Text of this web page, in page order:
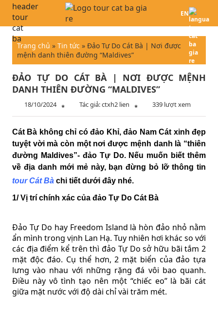
EN
Trang chủ » Tin tức » Đảo Tự Do Cát Bà | Nơi được
mệnh danh thiên đường “Maldives”
ĐẢO TỰ DO CÁT BÀ | NƠI ĐƯỢC MỆNH
DANH THIÊN ĐƯỜNG “MALDIVES”
18/10/2024 * Tác giả: ctxh2 lien * 339 lượt xem
Cát Bà không chỉ có đảo Khỉ, đảo Nam Cát xinh đẹp
tuyệt vời mà còn một nơi được mệnh danh là “thiên
đường Maldives”- đảo Tự Do. Nếu muốn biết thêm
về địa danh mới mẻ này, bạn đừng bỏ lỡ thông tin
tour Cát Bà chi tiết dưới đây nhé.
1/ Vị trí chính xác của đảo Tự Do Cát Bà
Đảo Tự Do hay Freedom Island là hòn đảo nhỏ nằm
ẩn mình trong vịnh Lan Hạ. Tuy nhiên hơi khác so với
các địa điểm kể trên thì đảo Tự Do sở hữu bãi tắm 2
mặt độc đáo. Cụ thể hơn, 2 mặt biển của đảo tựa
lưng vào nhau với những rặng đá vôi bao quanh.
Điều này vô tình tạo nên một “chiếc eo” là bãi cát
giữa mặt nước với độ dài chỉ vài trăm mét.